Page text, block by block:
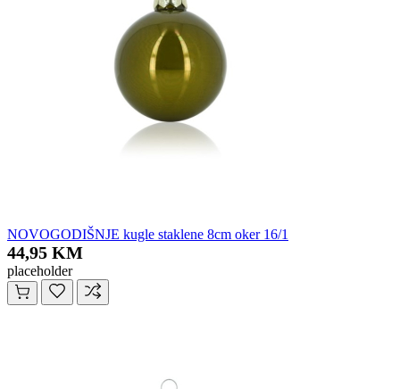
NOVOGODIŠNJE kugle staklene 8cm oker 16/1
44,95 KM
placeholder